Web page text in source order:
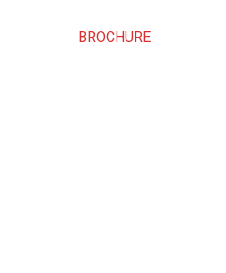
BROCHURE